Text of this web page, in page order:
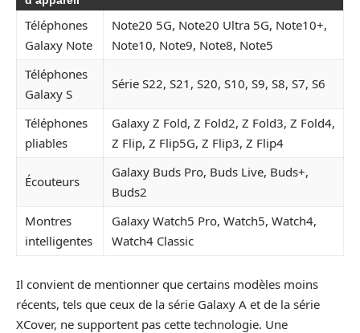
Téléphones
Galaxy Note
Note20 5G, Note20 Ultra 5G, Note10+,
Note10, Note9, Note8, Note5
Téléphones
Galaxy S
Série S22, S21, S20, S10, S9, S8, S7, S6
Téléphones
pliables
Galaxy Z Fold, Z Fold2, Z Fold3, Z Fold4,
Z Flip, Z Flip5G, Z Flip3, Z Flip4
Écouteurs
Galaxy Buds Pro, Buds Live, Buds+,
Buds2
Montres
intelligentes
Galaxy Watch5 Pro, Watch5, Watch4,
Watch4 Classic
Il convient de mentionner que certains modèles moins
récents, tels que ceux de la série Galaxy A et de la série
XCover, ne supportent pas cette technologie. Une